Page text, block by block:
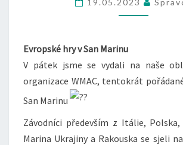
19.05.2023
Evropské hry v San Marinu
V pátek jsme se vydali na naše
organizace WMAC, tentokrát
San Marinu
Závodníci především z Itálie, Polska,
Marina Ukrajiny a Rakouska se sjeli